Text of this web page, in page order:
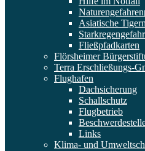
Asiatische
Fließpfadkarten
Flörsheimer
Terra Erschließungs-
Flughafen
Dachsicherung
Schallschutz
Flugbetrieb
Links
Klima- und